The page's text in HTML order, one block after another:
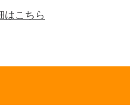
はこちら